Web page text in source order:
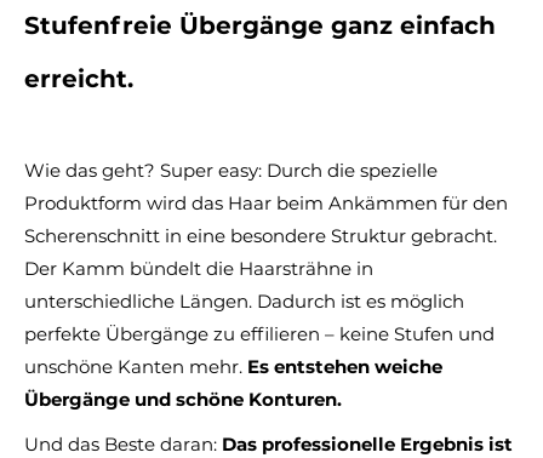
Stufenfreie Übergänge ganz einfach
erreicht.
Wie das geht? Super easy: Durch die spezielle
Produktform wird das Haar beim Ankämmen für den
Scherenschnitt in eine besondere Struktur gebracht.
Der Kamm bündelt die Haarsträhne in
unterschiedliche Längen. Dadurch ist es möglich
perfekte Übergänge zu effilieren – keine Stufen und
unschöne Kanten mehr. Es entstehen weiche
Übergänge und schöne Konturen.
Und das Beste daran: Das professionelle Ergebnis ist